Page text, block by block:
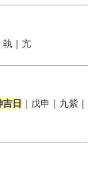
執｜亢
吉日
｜戊申｜九紫｜